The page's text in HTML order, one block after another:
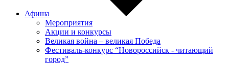
Афиша
Мероприятия
Акции и конкурсы
Великая война – великая Победа
Фестиваль-конкурс “Новороссийск - читающий
город”